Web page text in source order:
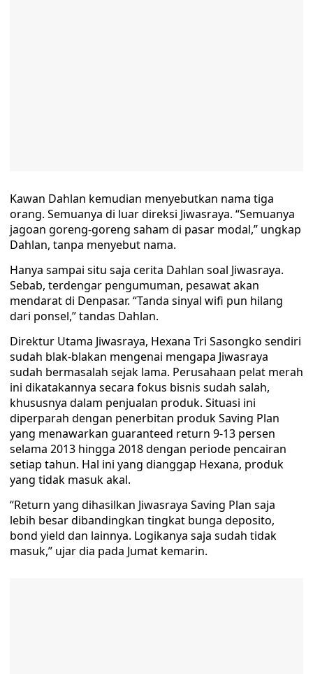
Kawan Dahlan kemudian menyebutkan nama tiga
orang. Semuanya di luar direksi Jiwasraya. “Semuanya
jagoan goreng-goreng saham di pasar modal,” ungkap
Dahlan, tanpa menyebut nama.
Hanya sampai situ saja cerita Dahlan soal Jiwasraya.
Sebab, terdengar pengumuman, pesawat akan
mendarat di Denpasar. “Tanda sinyal wifi pun hilang
dari ponsel,” tandas Dahlan.
Direktur Utama Jiwasraya, Hexana Tri Sasongko sendiri
sudah blak-blakan mengenai mengapa Jiwasraya
sudah bermasalah sejak lama. Perusahaan pelat merah
ini dikatakannya secara fokus bisnis sudah salah,
khususnya dalam penjualan produk. Situasi ini
diperparah dengan penerbitan produk Saving Plan
yang menawarkan guaranteed return 9-13 persen
selama 2013 hingga 2018 dengan periode pencairan
setiap tahun. Hal ini yang dianggap Hexana, produk
yang tidak masuk akal.
“Return yang dihasilkan Jiwasraya Saving Plan saja
lebih besar dibandingkan tingkat bunga deposito,
bond yield dan lainnya. Logikanya saja sudah tidak
masuk,” ujar dia pada Jumat kemarin.